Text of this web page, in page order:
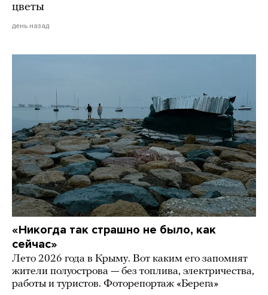
цветы
день назад
«Никогда так страшно не было, как
сейчас»
Лето 2026 года в Крыму. Вот каким его запомнят
жители полуострова — без топлива, электричества,
работы и туристов. Фоторепортаж «Берега»